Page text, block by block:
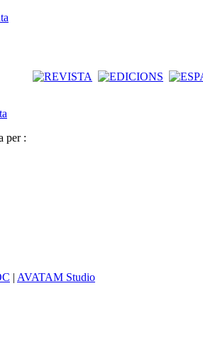
per :
| AVATAM Studio